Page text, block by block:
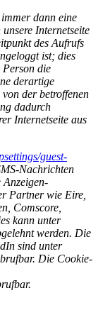
dann eine
Internetseite
des Aufrufs
ist; dies
die
derartige
der betroffenen
dadurch
Internetseite aus
guest-
Nachrichten
Anzeigen-
Partner wie Eire,
Comscore,
kann unter
werden. Die
sind unter
Die Cookie-